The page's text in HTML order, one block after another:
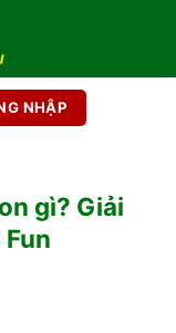
NHẬP
gì? Giải